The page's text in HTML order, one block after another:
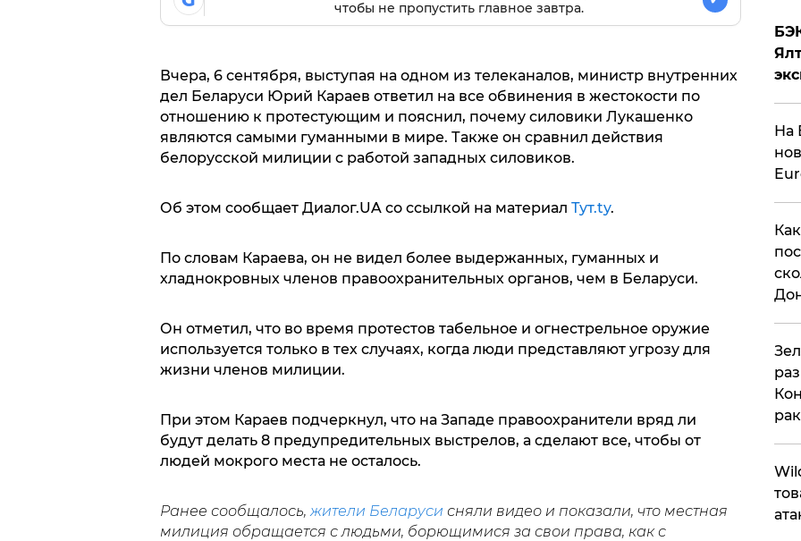
чтобы не пропустить главное завтра.
Вчера, 6 сентября, выступая на одном из телеканалов, министр внутренних
дел Беларуси Юрий Караев ответил на все обвинения в жестокости по
отношению к протестующим и пояснил, почему силовики Лукашенко
являются самыми гуманными в мире. Также он сравнил действия
белорусской милиции с работой западных силовиков.
Об этом сообщает Диалог.UA со ссылкой на материал Тут.ty.
По словам Караева, он не видел более выдержанных, гуманных и
хладнокровных членов правоохранительных органов, чем в Беларуси.
Он отметил, что во время протестов табельное и огнестрельное оружие
используется только в тех случаях, когда люди представляют угрозу для
жизни членов милиции.
При этом Караев подчеркнул, что на Западе правоохранители вряд ли
будут делать 8 предупредительных выстрелов, а сделают все, чтобы от
людей мокрого места не осталось.
Ранее сообщалось, жители Беларуси сняли видео и показали, что местная
милиция обращается с людьми, борющимися за свои права, как с
На